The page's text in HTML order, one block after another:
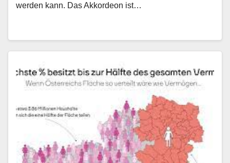
werden kann. Das Akkordeon ist…